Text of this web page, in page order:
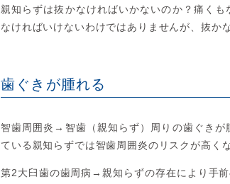
親知らずは抜かなければいかないのか？痛く
なければいけないわけではありませんが、抜か
歯ぐきが腫れる
智歯周囲炎→智歯（親知らず）周りの歯ぐきが
ている親知らずでは智歯周囲炎のリスクが高く
第2大臼歯の歯周病→親知らずの存在により手